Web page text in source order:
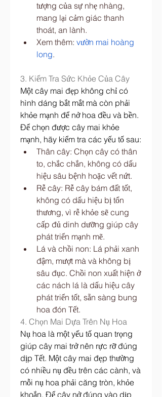
tượng của sự nhẹ nhàng,
mang lại cảm giác thanh
thoát, an lành.
Xem thêm: vườn mai hoàng
long.
3. Kiểm Tra Sức Khỏe Của Cây
Một cây mai đẹp không chỉ có
hình dáng bắt mắt mà còn phải
khỏe mạnh để nở hoa đều và bền.
Để chọn được cây mai khỏe
mạnh, hãy kiểm tra các yếu tố sau:
Thân cây: Chọn cây có thân
to, chắc chắn, không có dấu
hiệu sâu bệnh hoặc vết nứt.
Rễ cây: Rễ cây bám đất tốt,
không có dấu hiệu bị tổn
thương, vì rễ khỏe sẽ cung
cấp đủ dinh dưỡng giúp cây
phát triển mạnh mẽ.
Lá và chồi non: Lá phải xanh
đậm, mượt mà và không bị
sâu đục. Chồi non xuất hiện ở
các nách lá là dấu hiệu cây
phát triển tốt, sẵn sàng bung
hoa đón Tết.
4. Chọn Mai Dựa Trên Nụ Hoa
Nụ hoa là một yếu tố quan trọng
giúp cây mai trở nên rực rỡ đúng
dịp Tết. Một cây mai đẹp thường
có nhiều nụ đều trên các cành, và
mỗi nụ hoa phải căng tròn, khỏe
khoắn. Để cây nở đúng vào dịp